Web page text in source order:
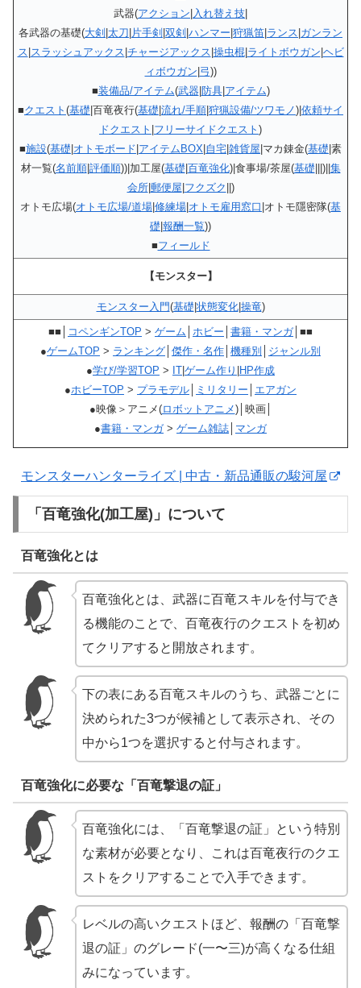
武器(アクション 入れ替え技
各武器の基礎(大剣 太刀 片手剣 双剣 ハンマー 狩猟笛 ランス ガンラン
ス スラッシュアックス チャージアックス 操虫棍| ライトボウガン ヘビ
ィボウガン 弓))
■装備品/アイテム(武器 防具| アイテム)
■クエスト (基礎 |百竜夜行(基礎 流れ/手順 狩猟設備/ツワモノ)| 依頼サイ
ドクエスト フリーサイドクエスト )
■施設(基礎 オトモボード アイテムBOX 自宅 雑貨屋 |マカ錬金(基礎 |素
材一覧(名前順| 評価順))|加工屋(基礎 百竜強化)|食事場/茶屋(基礎 |||)|| 集
会所| 郵便屋 フクズク ||)
オトモ広場(オトモ広場/道場 修練場 オトモ雇用窓口 |オトモ隱密隊(基
礎 報酬一覧))
■フィールド
【モンスター】
モンスター入門(基礎 状態変化| 操竜)
■■│ コペンギンTOP > ゲーム ホビー 書籍・マンガ│■■
●ゲームTOP > ランキング 傑作・名作 機種別
ジャンル別
●学び/学習TOP > IT ゲーム作り HP作成
●ホビーTOP > プラモデル ミリタリー
エアガン
●映像＞アニメ(ロボットアニメ)│映画│
●書籍・マンガ> ゲーム雑誌 マンガ
モンスターハンターライズ | 中古・新品通販の駿河屋
「百竜強化(加工屋)」について
百竜強化とは
百竜強化とは、武器に百竜スキルを付与でき
る機能のことで、百竜夜行のクエストを初め
てクリアすると開放されます。
下の表にある百竜スキルのうち、武器ごとに
決められた3つが候補として表示され、その
中から1つを選択すると付与されます。
百竜強化に必要な「百竜撃退の証」
百竜強化には、「百竜撃退の証」という特別
な素材が必要となり、これは百竜夜行のクエ
ストをクリアすることで入手できます。
レベルの高いクエストほど、報酬の「百竜撃
退の証」のグレード(一〜三)が高くなる仕組
みになっています。